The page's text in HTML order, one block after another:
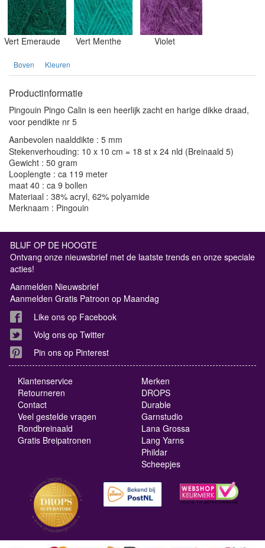
Vert Emeraude Vert Menthe Violet
Boven Kleuren
Productinformatie
Pingouin Pingo Calin is een heerlijk zacht en harige dikke draad,
voor pendikte nr 5
Aanbevolen naalddikte : 5 mm
Stekenverhouding: 10 x 10 cm = 18 st x 24 nld (Breinaald 5)
Gewicht : 50 gram
Looplengte : ca 119 meter
maat 40 : ca 9 bollen
Materiaal : 38% acryl, 62% polyamide
Merknaam : Pingouin
BLIJF OP DE HOOGTE
Ontvang onze nieuwsbrief met de laatste trends en onze speciale
acties!
Aanmelden Nieuwsbrief
Aanmelden Gratis Patroon op Maandag
Like ons op Facebook
Volg ons op Twitter
Pin ons op Pinterest
Klantenservice
Retourneren
Contact
Veel gestelde vragen
Rondbreinaald
Gratis Breipatronen
Merken
DROPS
Durable
Garnstudio
Lana Grossa
Lang Yarns
Phildar
Scheepjes